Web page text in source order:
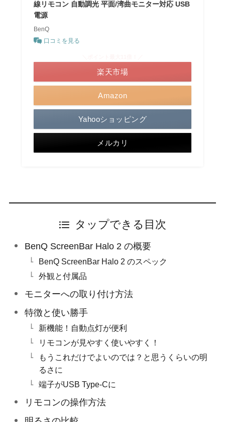
線リモコン 自動調光 平面/湾曲モニター対応 USB
電源
BenQ
口コミを見る
Amazon
楽天市場
Yahooショッピング
メルカリ
タップできる目次
BenQ ScreenBar Halo 2 の概要
BenQ ScreenBar Halo 2 のスペック
外観と付属品
モニターへの取り付け方法
特徴と使い勝手
新機能！自動点灯が便利
リモコンが見やすく使いやすく！
もうこれだけでよいのでは？と思うくらいの明
るさに
端子がUSB Type-Cに
リモコンの操作方法